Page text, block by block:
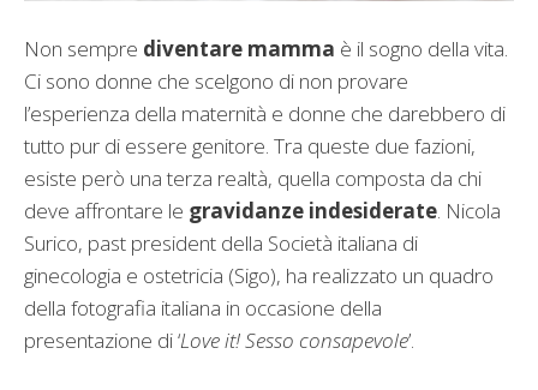
Non sempre diventare mamma è il sogno della vita.
Ci sono donne che scelgono di non provare
l’esperienza della maternità e donne che darebbero di
tutto pur di essere genitore. Tra queste due fazioni,
esiste però una terza realtà, quella composta da chi
deve affrontare le gravidanze indesiderate. Nicola
Surico, past president della Società italiana di
ginecologia e ostetricia (Sigo), ha realizzato un quadro
della fotografia italiana in occasione della
presentazione di ‘Love it! Sesso consapevole’.